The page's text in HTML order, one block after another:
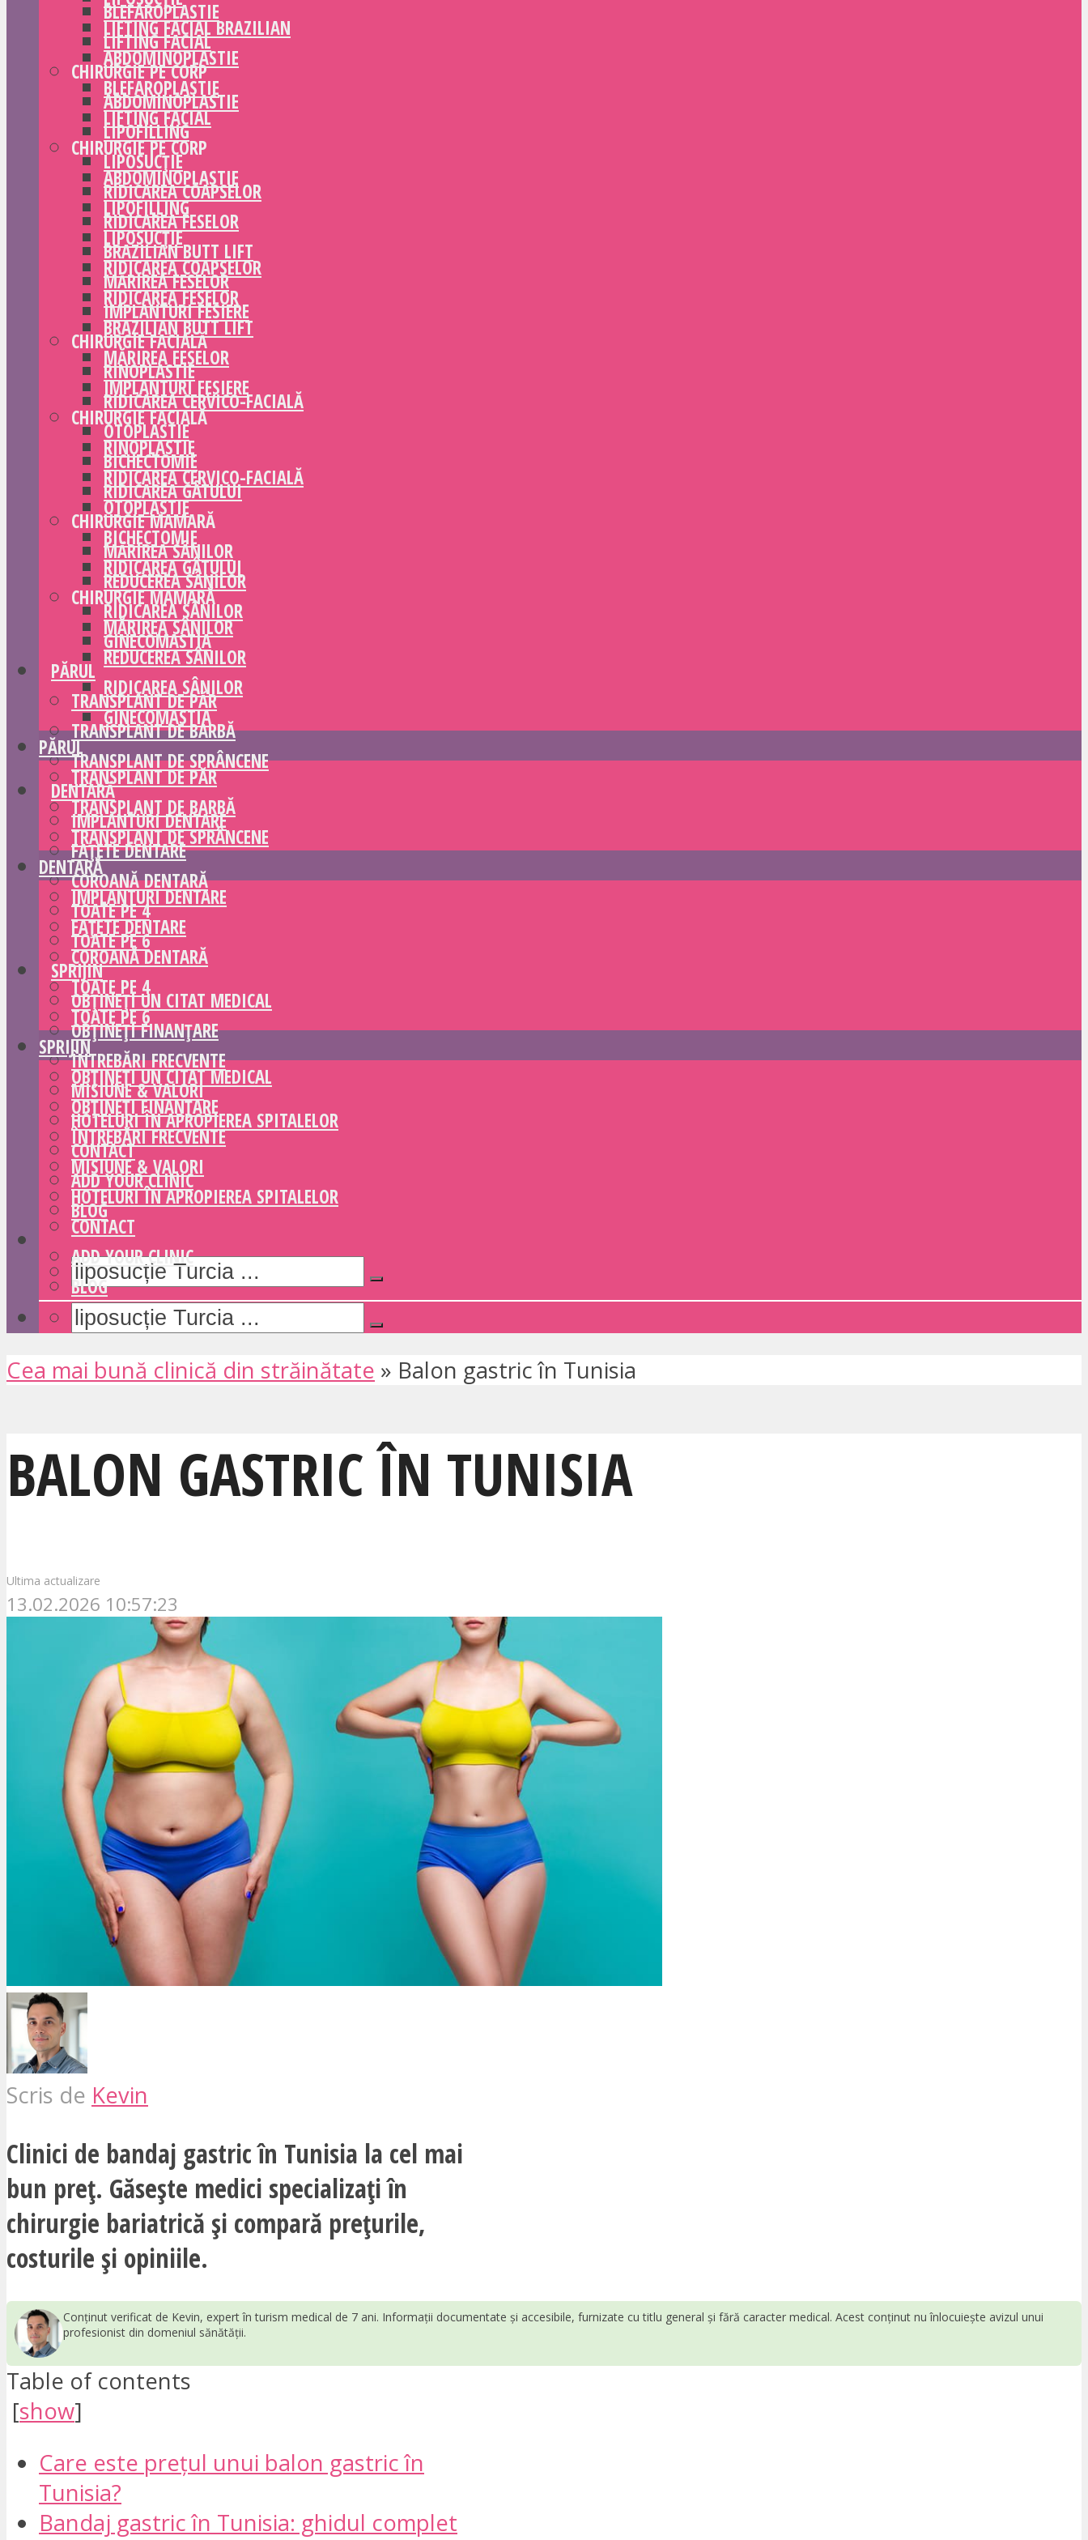
BLEFAROPLASTIE
LIFTING FACIAL
CHIRURGIE PE CORP
ABDOMINOPLASTIE
LIPOFILLING
LIPOSUCȚIE
RIDICAREA COAPSELOR
RIDICAREA FESELOR
BRAZILIAN BUTT LIFT
MĂRIREA FESELOR
IMPLANTURI FESIERE
CHIRURGIE FACIALĂ
RINOPLASTIE
RIDICAREA CERVICO-FACIALĂ
OTOPLASTIE
BICHECTOMIE
RIDICAREA GÂTULUI
CHIRURGIE MAMARĂ
MĂRIREA SÂNILOR
REDUCEREA SÂNILOR
RIDICAREA SÂNILOR
GINECOMASTIA
PĂRUL
TRANSPLANT DE PĂR
TRANSPLANT DE BARBĂ
TRANSPLANT DE SPRÂNCENE
DENTARĂ
IMPLANTURI DENTARE
FAȚETE DENTARE
COROANĂ DENTARĂ
TOATE PE 4
TOATE PE 6
SPRIJIN
OBȚINEȚI UN CITAT MEDICAL
OBȚINEȚI FINANȚARE
ÎNTREBĂRI FRECVENTE
MISIUNE & VALORI
HOTELURI ÎN APROPIEREA SPITALELOR
CONTACT
ADD YOUR CLINIC
BLOG
LIFTING FACIAL BRAZILIAN
ABDOMINOPLASTIE
BLEFAROPLASTIE
LIFTING FACIAL
CHIRURGIE PE CORP
ABDOMINOPLASTIE
LIPOFILLING
LIPOSUCȚIE
RIDICAREA COAPSELOR
RIDICAREA FESELOR
BRAZILIAN BUTT LIFT
MĂRIREA FESELOR
IMPLANTURI FESIERE
CHIRURGIE FACIALĂ
RINOPLASTIE
RIDICAREA CERVICO-FACIALĂ
OTOPLASTIE
BICHECTOMIE
RIDICAREA GÂTULUI
CHIRURGIE MAMARĂ
MĂRIREA SÂNILOR
REDUCEREA SÂNILOR
RIDICAREA SÂNILOR
GINECOMASTIA
PĂRUL
TRANSPLANT DE PĂR
TRANSPLANT DE BARBĂ
TRANSPLANT DE SPRÂNCENE
DENTARĂ
IMPLANTURI DENTARE
FAȚETE DENTARE
COROANĂ DENTARĂ
TOATE PE 4
TOATE PE 6
SPRIJIN
OBȚINEȚI UN CITAT MEDICAL
OBȚINEȚI FINANȚARE
ÎNTREBĂRI FRECVENTE
MISIUNE & VALORI
HOTELURI ÎN APROPIEREA SPITALELOR
CONTACT
ADD YOUR CLINIC
BLOG
Cea mai bună clinică din străinătate » Balon gastric în Tunisia
BALON GASTRIC ÎN TUNISIA
Ultima actualizare
13.02.2026 10:57:23
Scris de Kevin
Clinici de bandaj gastric în Tunisia la cel mai
bun preț. Găsește medici specializați în
chirurgie bariatrică și compară prețurile,
costurile și opiniile.
Conținut verificat de Kevin, expert în turism medical de 7 ani. Informații documentate și accesibile, furnizate cu titlu general și fără caracter medical. Acest conținut nu înlocuiește avizul unui
profesionist din domeniul sănătății.
Table of contents
[show]
Care este prețul unui balon gastric în
Tunisia?
Bandaj gastric în Tunisia: ghidul complet